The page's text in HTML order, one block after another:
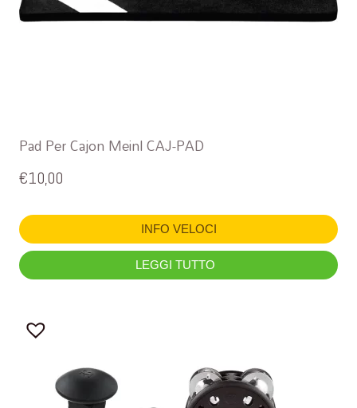
Pad Per Cajon Meinl CAJ-PAD
€10,00
INFO VELOCI
LEGGI TUTTO